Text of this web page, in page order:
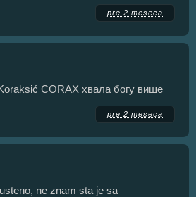
pre 2 meseca
CORAX хвала богу више
pre 2 meseca
ne znam sta je sa